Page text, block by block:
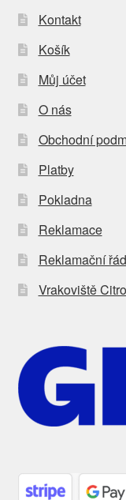
Kontakt
Košík
Můj účet
O nás
Obchodní
Platby
Pokladna
Reklamace
Reklamační řád
Vrakoviště